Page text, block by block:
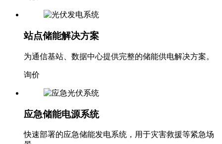
为通信基站、数据中心提供完整的储能供电解决方案。
询价
应急储能电源系统
快速部署的应急储能发电系统，用于灾害救援等紧急场
景。